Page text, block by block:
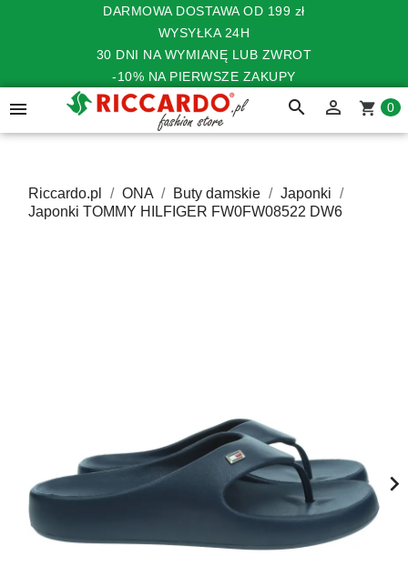
DARMOWA DOSTAWA OD 199 zł
WYSYŁKA 24H
30 DNI NA WYMIANĘ LUB ZWROT
-10% NA PIERWSZE ZAKUPY
 search  shopping_cart 0
Riccardo.pl ONA Buty damskie
Japonki
Japonki TOMMY HILFIGER FW0FW08522 DW6
